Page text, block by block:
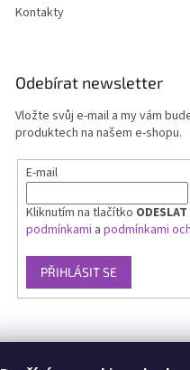
Kontakty
Odebírat newsletter
Vložte svůj e-mail a my vám
produktech na našem e-shopu.
E-mail
Kliknutím na tlačítko ODESLAT
podmínkami a podmínkami
PŘIHLÁSIT SE